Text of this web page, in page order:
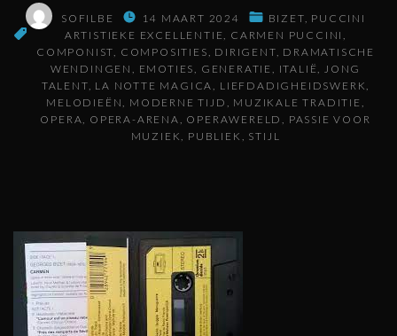
SOFILBE 14 MAART 2024 BIZET PUCCINI
ARTISTIEKE EXCELLENTIE
CARMEN PUCCINI
COMPONIST
COMPOSITIES DIRIGENT DRAMATISCHE
WENDINGEN
EMOTIES GENERATIE ITALIË
JONG
TALENT LA NOTTE MAGICA
LIEFDADIGHEIDSWERK
MELODIEËN
MODERNE TIJD
MUZIKALE TRADITIE
OPERA
OPERA-ARENA OPERAWERELD
PASSIE VOOR
MUZIEK
PUBLIEK STIJL